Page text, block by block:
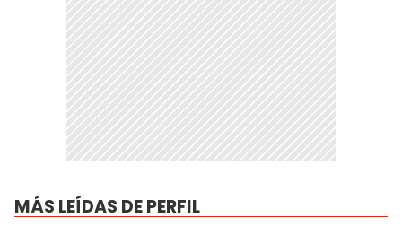
MÁS LEÍDAS DE PERFIL